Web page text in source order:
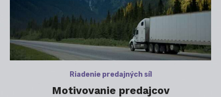
Riadenie predajných síl
Motivovanie predajcov